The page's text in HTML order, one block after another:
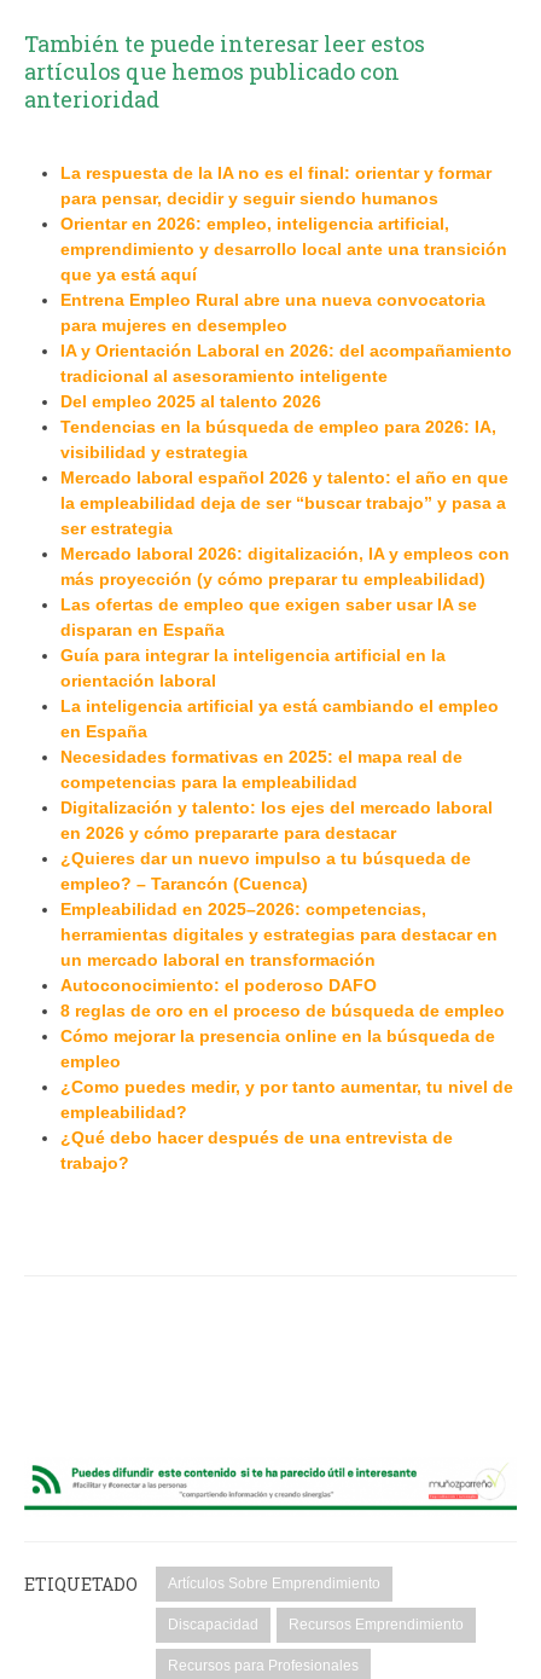
También te puede interesar leer estos
artículos que hemos publicado con
anterioridad
La respuesta de la IA no es el final: orientar y formar
para pensar, decidir y seguir siendo humanos
Orientar en 2026: empleo, inteligencia artificial,
emprendimiento y desarrollo local ante una transición
que ya está aquí
Entrena Empleo Rural abre una nueva convocatoria
para mujeres en desempleo
IA y Orientación Laboral en 2026: del acompañamiento
tradicional al asesoramiento inteligente
Del empleo 2025 al talento 2026
Tendencias en la búsqueda de empleo para 2026: IA,
visibilidad y estrategia
Mercado laboral español 2026 y talento: el año en que
la empleabilidad deja de ser “buscar trabajo” y pasa a
ser estrategia
Mercado laboral 2026: digitalización, IA y empleos con
más proyección (y cómo preparar tu empleabilidad)
Las ofertas de empleo que exigen saber usar IA se
disparan en España
Guía para integrar la inteligencia artificial en la
orientación laboral
La inteligencia artificial ya está cambiando el empleo
en España
Necesidades formativas en 2025: el mapa real de
competencias para la empleabilidad
Digitalización y talento: los ejes del mercado laboral
en 2026 y cómo prepararte para destacar
¿Quieres dar un nuevo impulso a tu búsqueda de
empleo? – Tarancón (Cuenca)
Empleabilidad en 2025–2026: competencias,
herramientas digitales y estrategias para destacar en
un mercado laboral en transformación
Autoconocimiento: el poderoso DAFO
8 reglas de oro en el proceso de búsqueda de empleo
Cómo mejorar la presencia online en la búsqueda de
empleo
¿Como puedes medir, y por tanto aumentar, tu nivel de
empleabilidad?
¿Qué debo hacer después de una entrevista de
trabajo?
ETIQUETADO Artículos Sobre Emprendimiento
Discapacidad Recursos Emprendimiento
Recursos para Profesionales